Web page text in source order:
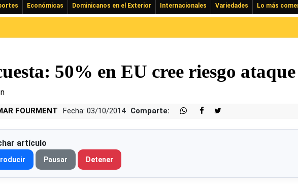
Económicas Dominicanos en el Exterior Internacionales Variedades Lo más
50% en EU cree riesgo ataque
FOURMENT Fecha: 03/10/2014 Comparte:
artículo
Pausar Detener